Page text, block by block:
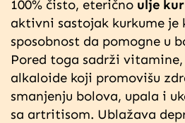
100% čisto, eterično ulje
aktivni sastojak kurkume je
sposobnost da pomogne u
Pored toga sadrži
alkaloide koji promovišu
smanjenju bolova, upala i
sa artritisom. Ublažava